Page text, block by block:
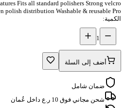
Fits all standard polishers Strong velcro
polish distribution Washable & reusable Pro...
الكمية:
1
أضف إلى السلة
ضمان شامل
شحن مجاني فوق 10 ر.ع داخل عُمان